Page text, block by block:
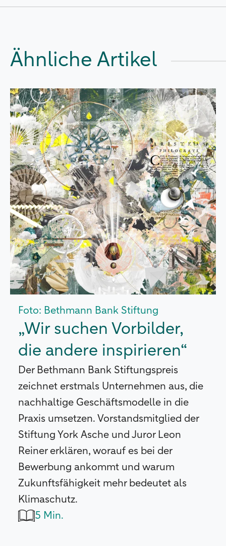
Ähnliche Artikel
Foto: Bethmann Bank Stiftung
„Wir suchen Vorbilder,
die andere inspirieren“
Der Bethmann Bank Stiftungspreis
zeichnet erstmals Unternehmen aus, die
nachhaltige Geschäftsmodelle in die
Praxis umsetzen. Vorstandsmitglied der
Stiftung York Asche und Juror Leon
Reiner erklären, worauf es bei der
Bewerbung ankommt und warum
Zukunftsfähigkeit mehr bedeutet als
Klimaschutz.
5 Min.